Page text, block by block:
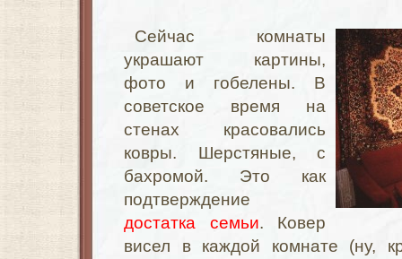
Сейчас комнаты
украшают картины,
фото и гобелены. В
советское время на
стенах красовались
ковры. Шерстяные, с
бахромой. Это как
подтверждение
достатка семьи. Ковер
висел в каждой комнате (ну,